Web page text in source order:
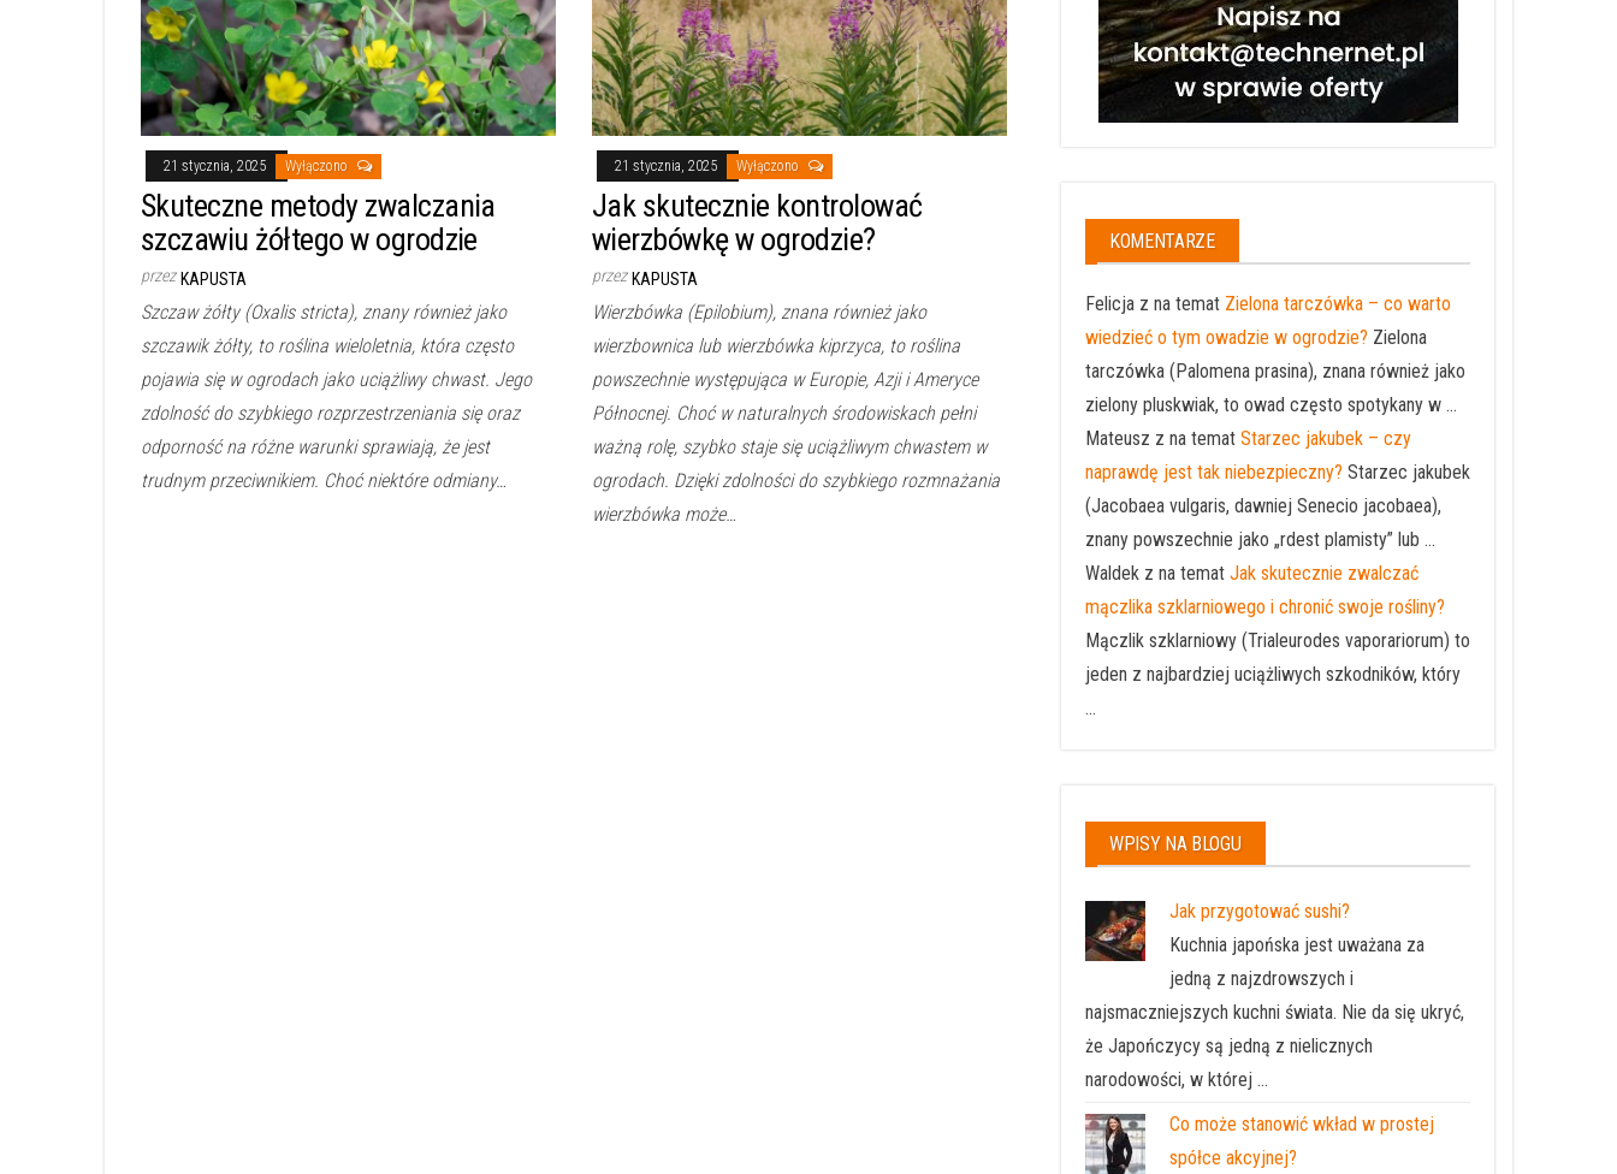
21 stycznia, 2025 Wyłączono
Skuteczne metody zwalczania
szczawiu żółtego w ogrodzie
przez KAPUSTA
Szczaw żółty (Oxalis stricta), znany również jako
szczawik żółty, to roślina wieloletnia, która często
pojawia się w ogrodach jako uciążliwy chwast. Jego
zdolność do szybkiego rozprzestrzeniania się oraz
odporność na różne warunki sprawiają, że jest
trudnym przeciwnikiem. Choć niektóre odmiany…
21 stycznia, 2025 Wyłączono
Jak skutecznie kontrolować
wierzbówkę w ogrodzie?
przez KAPUSTA
Wierzbówka (Epilobium), znana również jako
wierzbownica lub wierzbówka kiprzyca, to roślina
powszechnie występująca w Europie, Azji i Ameryce
Północnej. Choć w naturalnych środowiskach pełni
ważną rolę, szybko staje się uciążliwym chwastem w
ogrodach. Dzięki zdolności do szybkiego rozmnażania
wierzbówka może…
KOMENTARZE
Felicja z na temat Zielona tarczówka – co warto
wiedzieć o tym owadzie w ogrodzie? Zielona
tarczówka (Palomena prasina), znana również jako
zielony pluskwiak, to owad często spotykany w ...
Mateusz z na temat Starzec jakubek – czy
naprawdę jest tak niebezpieczny? Starzec jakubek
(Jacobaea vulgaris, dawniej Senecio jacobaea),
znany powszechnie jako „rdest plamisty” lub ...
Waldek z na temat Jak skutecznie zwalczać
mączlika szklarniowego i chronić swoje rośliny?
Mączlik szklarniowy (Trialeurodes vaporariorum) to
jeden z najbardziej uciążliwych szkodników, który
...
WPISY NA BLOGU
Jak przygotować sushi?
Kuchnia japońska jest uważana za
jedną z najzdrowszych i
najsmaczniejszych kuchni świata. Nie da się ukryć,
że Japończycy są jedną z nielicznych
narodowości, w której …
Co może stanowić wkład w prostej
spółce akcyjnej?